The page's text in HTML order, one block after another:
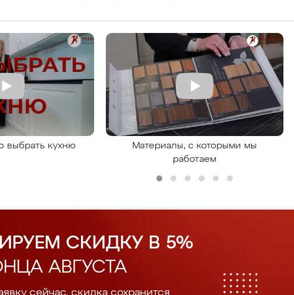
выбрать кухню
Материалы, с которыми мы
работаем
СКИДКУ В 5%
АВГУСТА
сейчас, скидка сохранится.